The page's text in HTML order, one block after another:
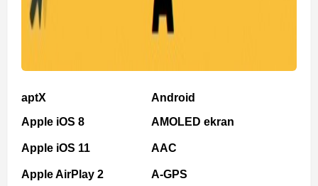
aptX
Apple iOS 8
Apple iOS 11
Apple AirPlay 2
Android
AMOLED ekran
AAC
A-GPS